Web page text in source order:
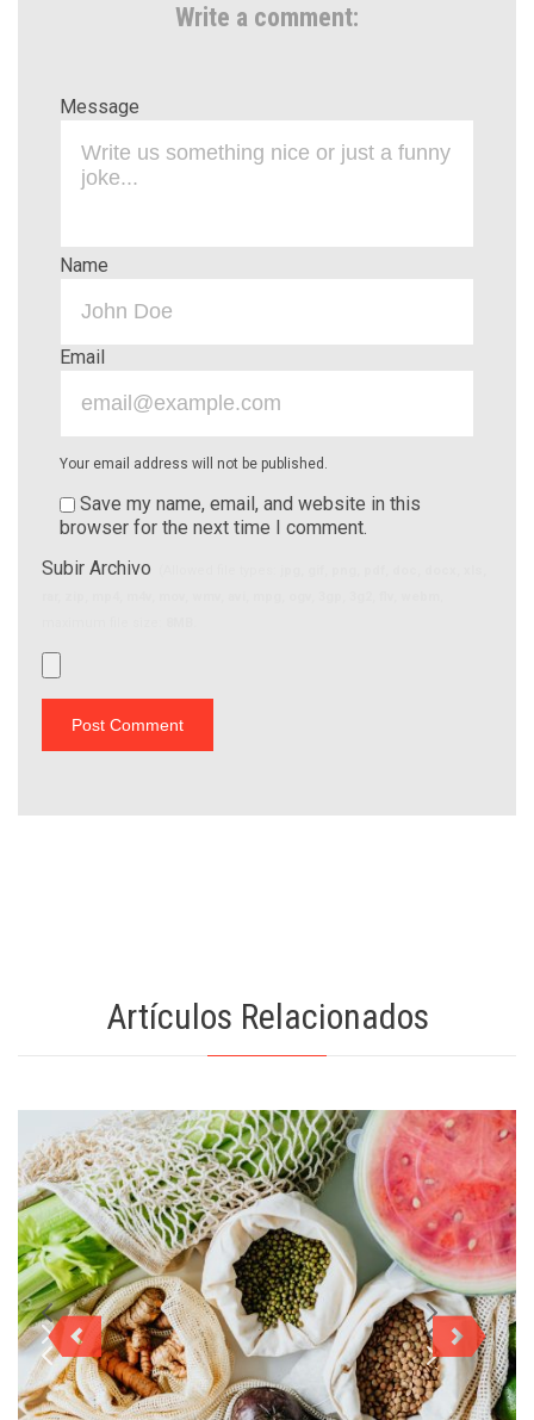
Write a comment:
Message
Name
Email
Your email address will not be published.
Save my name, email, and website in this
browser for the next time I comment.
Subir Archivo
Artículos Relacionados